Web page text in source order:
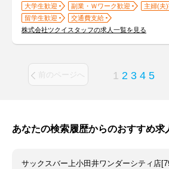
大学生歓迎 副業・Ｗワーク歓迎
主婦(夫
留学生歓迎
交通費支給
株式会社ツクイスタッフの求人一覧を見る
前のページへ 1 2 3 4 5
あなたの検索履歴からのおすすめ求
サックスバー上小田井ワンダーシティ店